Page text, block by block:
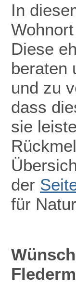
In
Diese
beraten
und zu
dass
sie
der
für